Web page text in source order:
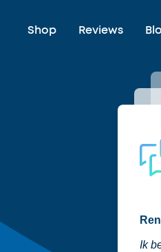
Shop Reviews
Ik